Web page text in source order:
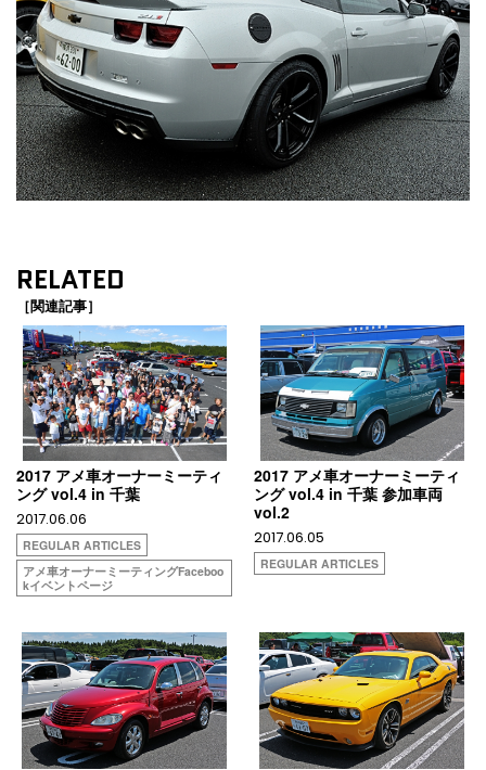
RELATED
［関連記事］
2017 アメ車オーナーミーティ
ング vol.4 in 千葉
2017.06.06
REGULAR ARTICLES
アメ車オーナーミーティングFaceboo
kイベントページ
2017 アメ車オーナーミーティ
ング vol.4 in 千葉 参加車両
vol.2
2017.06.05
REGULAR ARTICLES